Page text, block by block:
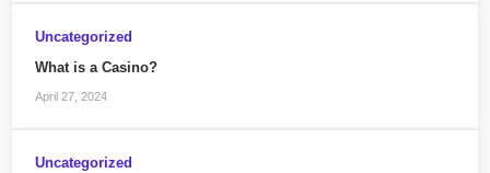
Uncategorized
What is a Casino?
April 27, 2024
Uncategorized